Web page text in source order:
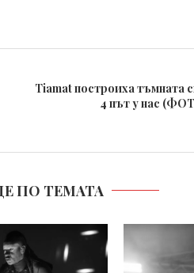
Tiamat построиха тъмната
4 път у нас
ПО ТЕМАТА